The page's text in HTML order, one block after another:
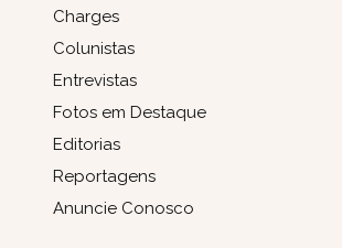
Charges
Colunistas
Entrevistas
Fotos em Destaque
Editorias
Reportagens
Anuncie Conosco